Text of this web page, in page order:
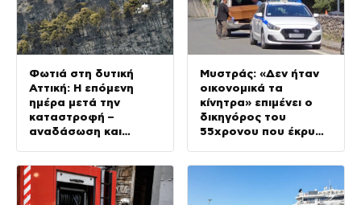
Φωτιά στη δυτική
Αττική: Η επόμενη
ημέρα μετά την
καταστροφή –
αναδάσωση και
Μυστράς: «Δεν ήταν
οικονομικά τα
κίνητρα» επιμένει ο
δικηγόρος του
55χρονου που έκρυψε